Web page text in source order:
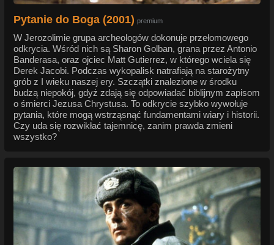
Pytanie do Boga (2001) premium
W Jerozolimie grupa archeologów dokonuje przełomowego
odkrycia. Wśród nich są Sharon Golban, grana przez Antonio
Banderasa, oraz ojciec Matt Gutierrez, w którego wciela się
Derek Jacobi. Podczas wykopalisk natrafiają na starożytny
grób z I wieku naszej ery. Szczątki znalezione w środku
budzą niepokój, gdyż zdają się odpowiadać biblijnym zapisom
o śmierci Jezusa Chrystusa. To odkrycie szybko wywołuje
pytania, które mogą wstrząsnąć fundamentami wiary i historii.
Czy uda się rozwikłać tajemnicę, zanim prawda zmieni
wszystko?